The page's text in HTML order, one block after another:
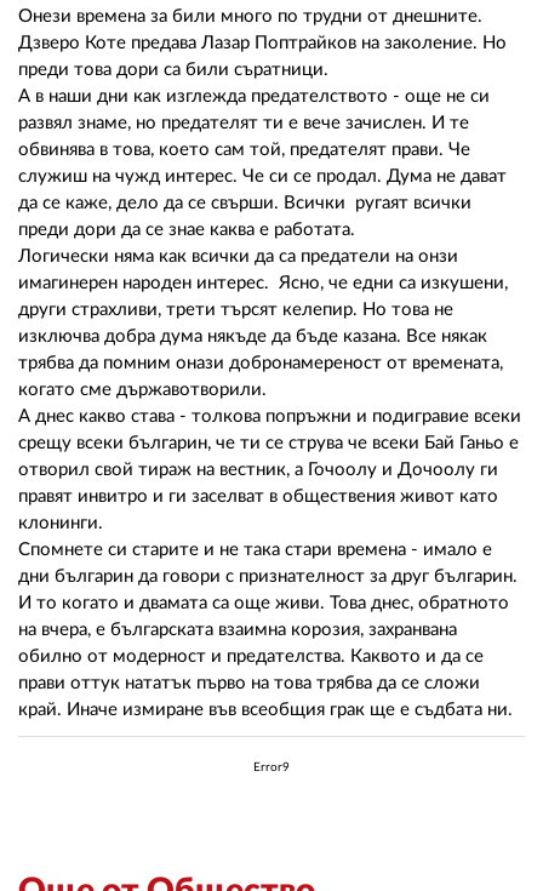
Онези времена за били много по трудни от днешните.
Дзверо Коте предава Лазар Поптрайков на заколение. Но
преди това дори са били съратници.
А в наши дни как изглежда предателството - още не си
развял знаме, но предателят ти е вече зачислен. И те
обвинява в това, което сам той, предателят прави. Че
служиш на чужд интерес. Че си се продал. Дума не дават
да се каже, дело да се свърши. Всички ругаят всички
преди дори да се знае каква е работата.
Логически няма как всички да са предатели на онзи
имагинерен народен интерес. Ясно, че едни са изкушени,
други страхливи, трети търсят келепир. Но това не
изключва добра дума някъде да бъде казана. Все някак
трябва да помним онази добронамереност от времената,
когато сме държавотворили.
А днес какво става - толкова попръжни и подигравие всеки
срещу всеки българин, че ти се струва че всеки Бай Ганьо е
отворил свой тираж на вестник, а Гочоолу и Дочоолу ги
правят инвитро и ги заселват в обществения живот като
клонинги.
Спомнете си старите и не така стари времена - имало е
дни българин да говори с признателност за друг българин.
И то когато и двамата са още живи. Това днес, обратното
на вчера, е българската взаимна корозия, захранвана
обилно от модерност и предателства. Каквото и да се
прави оттук нататък първо на това трябва да се сложи
край. Иначе измиране във всеобщия грак ще е съдбата ни.
Error9
ПОЛИТИКАТА ЗА
ПОВЕРИТЕЛНОСТ
02 975 20 35